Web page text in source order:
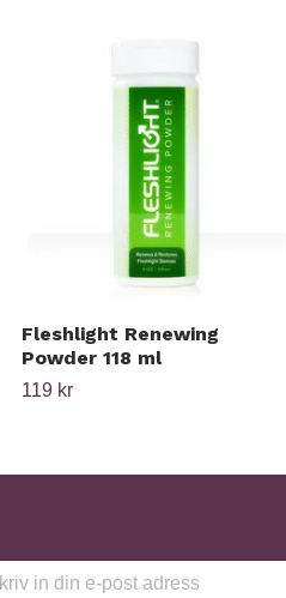
Fleshlight Renewing
Powder 118 ml
119 kr